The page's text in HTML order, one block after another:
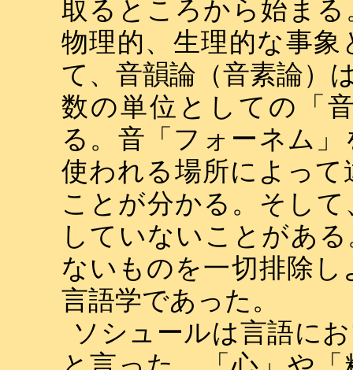
取るところから始ま
物理的、生理的な事
て、音韻論（音素論）
数の単位としての「
る。音「フォーネム
使われる場所によっ
ことが分かる。そし
していないことがあ
ないものを一切排除
言語学であった。
ソシュールは言語に